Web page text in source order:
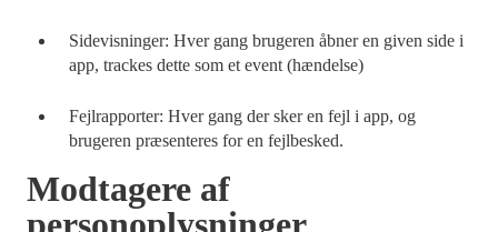
Sidevisninger: Hver gang brugeren åbner en given side i
app, trackes dette som et event (hændelse)
Fejlrapporter: Hver gang der sker en fejl i app, og
brugeren præsenteres for en fejlbesked.
Modtagere af